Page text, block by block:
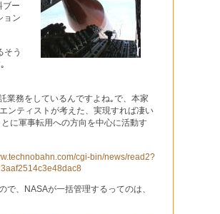
ブー
ョン
そう
業務をしているんですよね｡で、本家
ンティストが考えた、実現すれば凄い
に軍事転用への方向を中心に活動す
cgi-bin/news/read2?
、NASAが一括管理するってのは、